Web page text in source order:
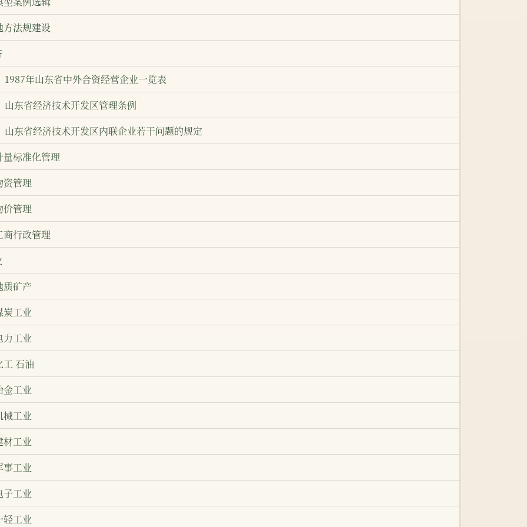
方法规建设
1987年山东省中外合资经营企业一览表
山东省经济技术开发区管理条例
山东省经济技术开发区内联企业若干问题的规定
量标准化管理
资管理
价管理
商行政管理
质矿产
炭工业
力工业
工 石油
金工业
械工业
材工业
事工业
子工业
轻工业